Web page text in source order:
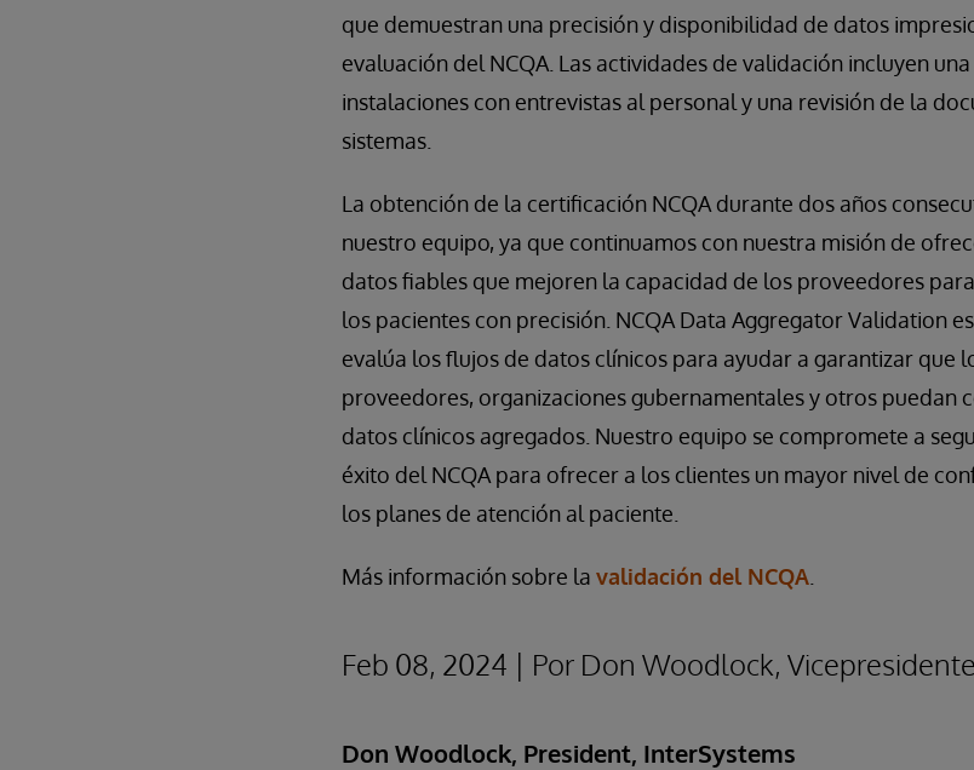
que demuestran una precisión y disponibilidad de datos
evaluación del NCQA. Las actividades de validación incluyen
instalaciones con entrevistas al personal y una revisión de la
sistemas.
La obtención de la certificación NCQA durante dos años
nuestro equipo, ya que continuamos con nuestra misión de
datos fiables que mejoren la capacidad de los proveedores
los pacientes con precisión. NCQA Data Aggregator Validation
evalúa los flujos de datos clínicos para ayudar a garantizar que
proveedores, organizaciones gubernamentales y otros puedan
datos clínicos agregados. Nuestro equipo se compromete a
éxito del NCQA para ofrecer a los clientes un mayor nivel de
los planes de atención al paciente.
Más información sobre la validación del NCQA
Feb 08, 2024 | Por Don Woodlock,
Don Woodlock, President, InterSystems